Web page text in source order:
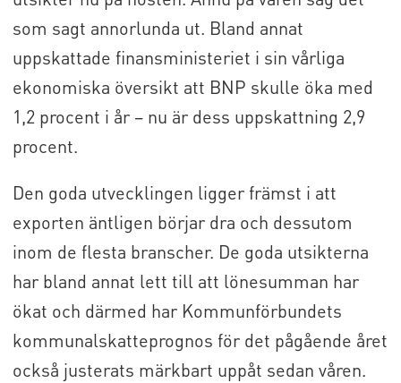
som sagt annorlunda ut. Bland annat
uppskattade finansministeriet i sin vårliga
ekonomiska översikt att BNP skulle öka med
1,2 procent i år – nu är dess uppskattning 2,9
procent.
Den goda utvecklingen ligger främst i att
exporten äntligen börjar dra och dessutom
inom de flesta branscher. De goda utsikterna
har bland annat lett till att lönesumman har
ökat och därmed har Kommunförbundets
kommunalskatteprognos för det pågående året
också justerats märkbart uppåt sedan våren.